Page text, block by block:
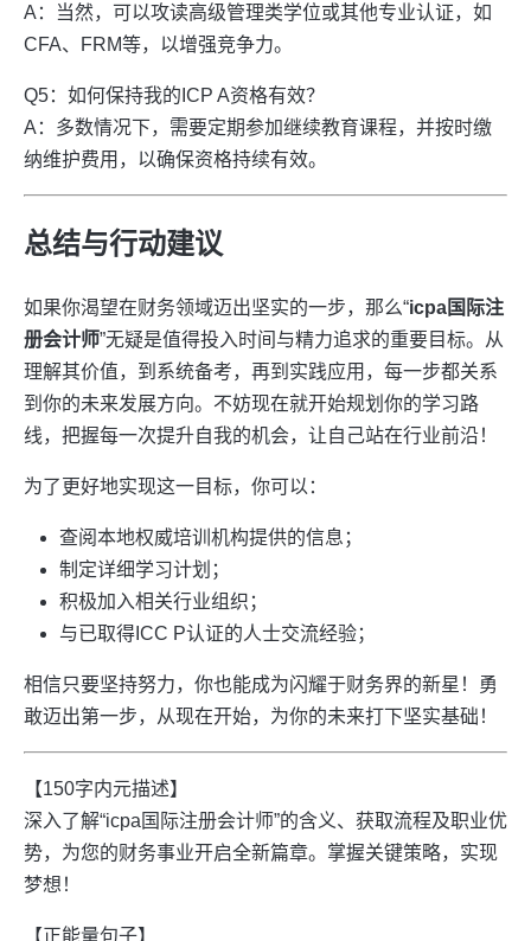
A：当然，可以攻读高级管理类学位或其他专业认证，如
CFA、FRM等，以增强竞争力。
Q5：如何保持我的ICP A资格有效？
A：多数情况下，需要定期参加继续教育课程，并按时缴
纳维护费用，以确保资格持续有效。
总结与行动建议
如果你渴望在财务领域迈出坚实的一步，那么“icpa国际注
册会计师”无疑是值得投入时间与精力追求的重要目标。从
理解其价值，到系统备考，再到实践应用，每一步都关系
到你的未来发展方向。不妨现在就开始规划你的学习路
线，把握每一次提升自我的机会，让自己站在行业前沿！
为了更好地实现这一目标，你可以：
查阅本地权威培训机构提供的信息；
制定详细学习计划；
积极加入相关行业组织；
与已取得ICC P认证的人士交流经验；
相信只要坚持努力，你也能成为闪耀于财务界的新星！勇
敢迈出第一步，从现在开始，为你的未来打下坚实基础！
【150字内元描述】
深入了解“icpa国际注册会计师”的含义、获取流程及职业优
势，为您的财务事业开启全新篇章。掌握关键策略，实现
梦想！
【正能量句子】